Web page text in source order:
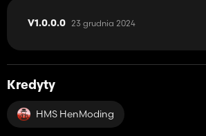
V1.0.0.0 23 grudnia 2024
Kredyty
HMS HenModing